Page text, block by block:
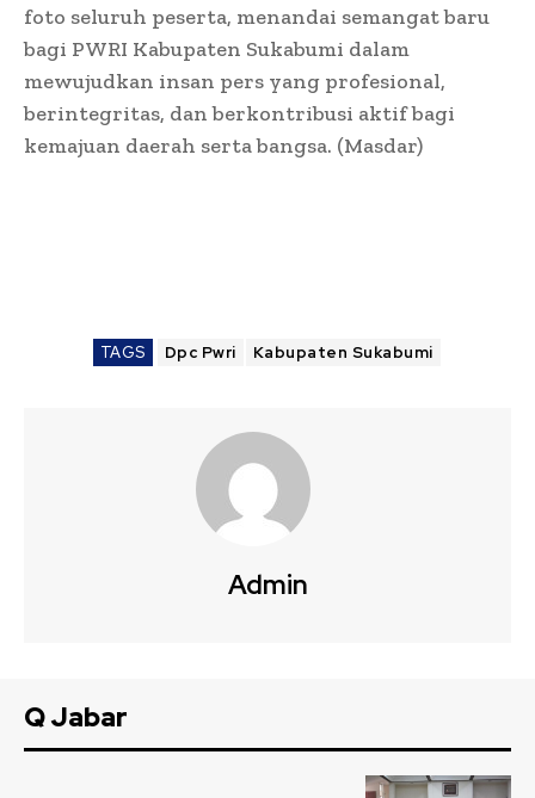
foto seluruh peserta, menandai semangat baru
bagi PWRI Kabupaten Sukabumi dalam
mewujudkan insan pers yang profesional,
berintegritas, dan berkontribusi aktif bagi
kemajuan daerah serta bangsa. (Masdar)
TAGS Dpc Pwri Kabupaten Sukabumi
Admin
Q Jabar